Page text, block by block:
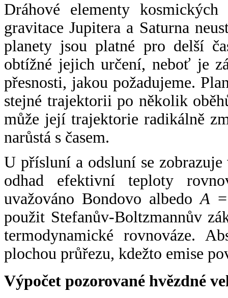
Dráhové elementy
gravitace Jupitera a Saturna
planety jsou platné pro delší
obtížné jejich určení, neboť je
přesnosti, jakou požadujeme.
stejné trajektorii po několik
může její trajektorie radikálně
narůstá s časem.
U přísluní a odsluní se
odhad efektivní teploty
uvažováno Bondovo albedoA
použit Stefanův-Boltzmannův
termodynamické rovnováze.
plochou průřezu, kdežto emise
Výpočet pozorované hvězdné